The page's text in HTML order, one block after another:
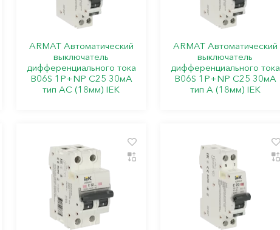
ARMAT Автоматический
выключатель
дифференциального тока
B06S 1P+NP C25 30мА
тип AC (18мм) IEK
ARMAT Автоматический
выключатель
дифференциального тока
B06S 1P+NP C25 30мА
тип A (18мм) IEK